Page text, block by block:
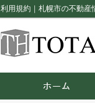
利用規約｜札幌市の不動産